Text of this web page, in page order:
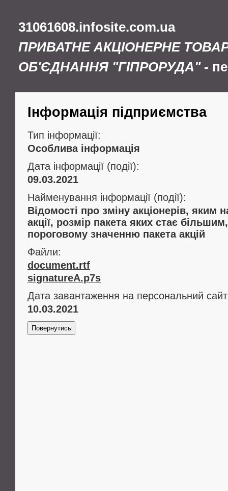
31061608.infosite.com.ua
ПРИВАТНЕ АКЦІОНЕРНЕ
ОБ'ЄДНАННЯ "ГІПРОРУДА"-
Інформація підприємства
Тип інформації:
Особлива інформація
Дата інформації (події):
09.03.2021
Найменування інформації (події):
Відомості про зміну акціонерів, яким
акції, розмір пакета яких стає
пороговому значенню пакета акцій
Файли:
document.rtf
signatureA.p7s
Дата завантаження на персональний
10.03.2021
Повернутись